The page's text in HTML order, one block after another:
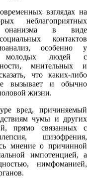
взглядах на
неблагоприятных
онанизма в виде
контактов
особенно у
молодых людей с
мнительных и
что каких-либо
вызывает и обычно
жизни.
вред, причиняемый
чумы и других
прямо связанных с
шизофрения,
мнение о причинной
импотенцией, а
нимфоманией,